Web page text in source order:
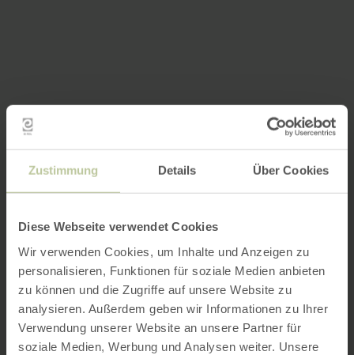
Zustimmung Details Über Cookies
Diese Webseite verwendet Cookies
Wir verwenden Cookies, um Inhalte und Anzeigen zu
personalisieren, Funktionen für soziale Medien anbieten
zu können und die Zugriffe auf unsere Website zu
analysieren. Außerdem geben wir Informationen zu Ihrer
Verwendung unserer Website an unsere Partner für
soziale Medien, Werbung und Analysen weiter. Unsere